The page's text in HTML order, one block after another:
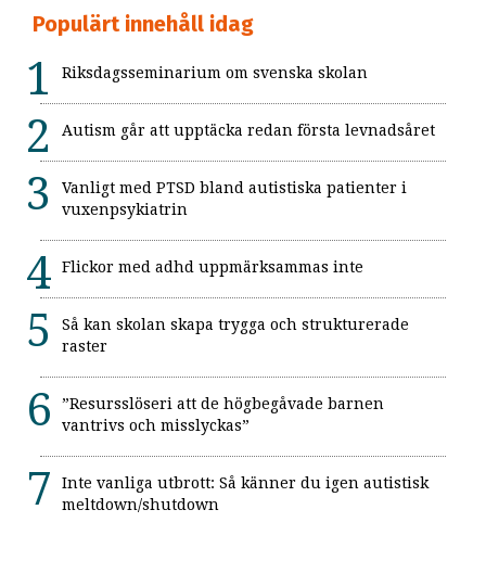
Populärt innehåll idag
Riksdagsseminarium om svenska skolan
Autism går att upptäcka redan första levnadsåret
Vanligt med PTSD bland autistiska patienter i
vuxenpsykiatrin
Flickor med adhd uppmärksammas inte
Så kan skolan skapa trygga och strukturerade
raster
”Resursslöseri att de högbegåvade barnen
vantrivs och misslyckas”
Inte vanliga utbrott: Så känner du igen autistisk
meltdown/shutdown